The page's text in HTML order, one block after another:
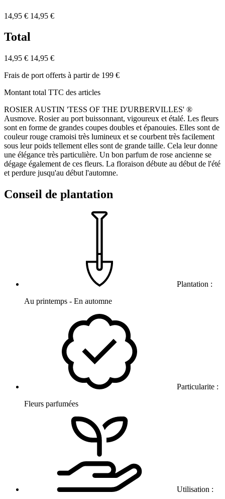
14,95 € 14,95 €
Total
14,95 € 14,95 €
Frais de port offerts à partir de 199 €
Montant total TTC des articles
ROSIER AUSTIN 'TESS OF THE D'URBERVILLES' ®
Ausmove. Rosier au port buissonnant, vigoureux et étalé. Les fleurs
sont en forme de grandes coupes doubles et épanouies. Elles sont de
couleur rouge cramoisi très lumineux et se courbent très facilement
sous leur poids tellement elles sont de grande taille. Cela leur donne
une élégance très particulière. Un bon parfum de rose ancienne se
dégage également de ces fleurs. La floraison débute au début de l'été
et perdure jusqu'au début l'automne.
Conseil de plantation
Plantation :
Au printemps - En automne
Particularite :
Fleurs parfumées
Utilisation :